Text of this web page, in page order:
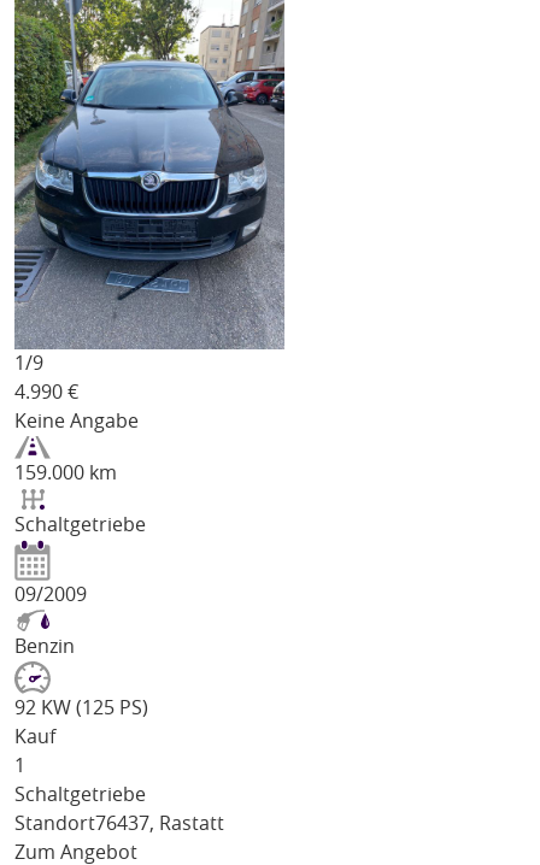
1/9
4.990 €
Keine Angabe
159.000 km
Schaltgetriebe
09/2009
Benzin
92 KW (125 PS)
Kauf
1
Schaltgetriebe
Standort76437, Rastatt
Zum Angebot